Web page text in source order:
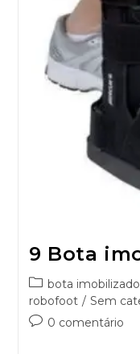
9 Bota
bota
robofoot / Sem
0 comentário